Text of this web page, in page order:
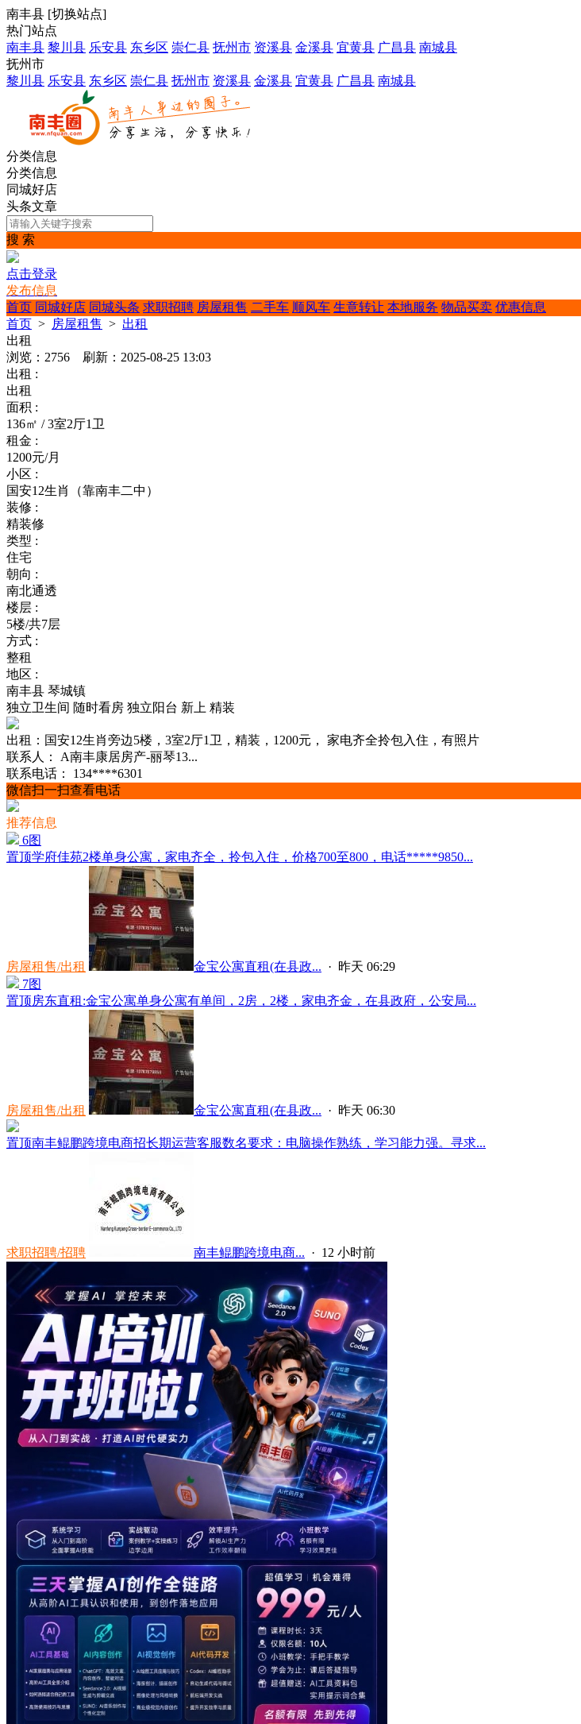
南丰县 [切换站点]
热门站点
南丰县 黎川县 乐安县 东乡区 崇仁县 抚州市 资溪县 金溪县 宜黄县 广昌县 南城县
抚州市
黎川县 乐安县 东乡区 崇仁县 抚州市 资溪县 金溪县 宜黄县 广昌县 南城县
分类信息
分类信息
同城好店
头条文章
搜 索
点击登录
发布信息
首页 同城好店 同城头条 求职招聘 房屋租售 二手车 顺风车 生意转让 本地服务 物品买卖 优惠信息
首页 > 房屋租售 > 出租
出租
浏览：2756 刷新：2025-08-25 13:03
出租 :
出租
面积 :
136㎡ / 3室2厅1卫
租金 :
1200元/月
小区 :
国安12生肖（靠南丰二中）
装修 :
精装修
类型 :
住宅
朝向 :
南北通透
楼层 :
5楼/共7层
方式 :
整租
地区 :
南丰县 琴城镇
独立卫生间 随时看房 独立阳台 新上 精装
出租：国安12生肖旁边5楼，3室2厅1卫，精装，1200元， 家电齐全拎包入住，有照片
联系人：
A南丰康居房产-丽琴13...
联系电话：
134****6301
微信扫一扫查看电话
推荐信息
6图
置顶学府佳苑2楼单身公寓，家电齐全，拎包入住，价格700至800，电话*****9850...
房屋租售/出租 金宝公寓直租(在县政... · 昨天 06:29
7图
置顶房东直租:金宝公寓单身公寓有单间，2房，2楼，家电齐金，在县政府，公安局...
房屋租售/出租 金宝公寓直租(在县政... · 昨天 06:30
置顶南丰鲲鹏跨境电商招长期运营客服数名要求：电脑操作熟练，学习能力强。寻求...
求职招聘/招聘 南丰鲲鹏跨境电商... · 12 小时前